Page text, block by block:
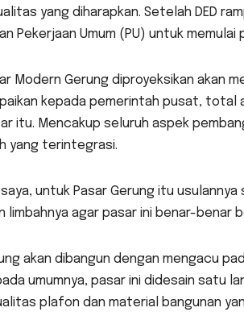
yang diharapkan. Setelah DED
Pekerjaan Umum (PU) untuk
Modern Gerung diproyeksikan akan
kepada pemerintah pusat, total
itu. Mencakup seluruh aspek
yang terintegrasi.
untuk Pasar Gerung itu
agar pasar ini benar-benar
akan dibangun dengan mengacu
umumnya, pasar ini didesain satu
plafon dan material bangunan